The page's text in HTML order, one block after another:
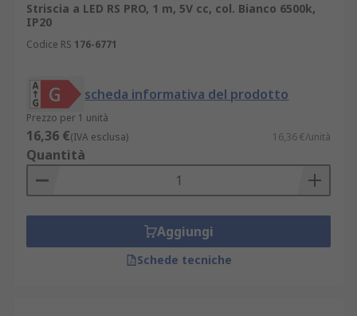
Striscia a LED RS PRO, 1 m, 5V cc, col. Bianco 6500k,
IP20
Codice RS 176-6771
scheda informativa del prodotto
Prezzo per 1 unità
16,36 €(IVA esclusa) 16,36 €/unità
Quantità
Aggiungi
Schede tecniche